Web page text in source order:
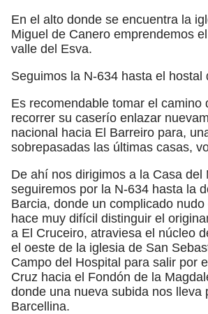
En el alto donde se encuentra la
Miguel de Canero emprendemos
valle del Esva.
Seguimos la N-634 hasta el hostal
Es recomendable tomar el camino
recorrer su caserío enlazar
nacional hacia El Barreiro para,
sobrepasadas las últimas casas,
De ahí nos dirigimos a la Casa del
seguiremos por la N-634 hasta la
Barcia, donde un complicado
hace muy difícil distinguir el
a El Cruceiro, atraviesa el núcleo
el oeste de la iglesia de San
Campo del Hospital para salir por
Cruz hacia el Fondón de la
donde una nueva subida nos lleva
Barcellina.